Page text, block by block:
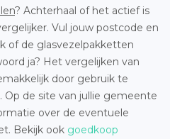
? Achterhaal of het actief is
Vul jouw postcode en
of de glasvezelpakketten
ja? Het vergelijken van
door gebruik te
Op de site van jullie gemeente
over de eventuele
Bekijk ook goedkoop